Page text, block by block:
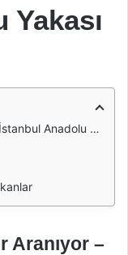
Anadolu Yakası
Aranıyor –